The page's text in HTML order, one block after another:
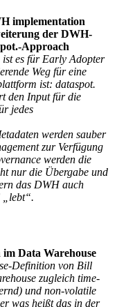
implementation
der DWH-
Approach
es für Early Adopter
Weg für eine
ist: dataspot.
den Input für die
jedes
werden sauber
zur Verfügung
werden die
nur die Übergabe und
das DWH auch
„lebt“.
Data Warehouse
Definition von Bill
zugleich time-
und non-volatile
was heißt das in der